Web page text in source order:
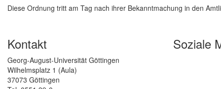
Diese Ordnung tritt am Tag nach ihrer Bekanntmachung in den
Kontakt
Georg-August-Universität Göttingen
Wilhelmsplatz 1 (Aula)
37073 Göttingen
Soziale